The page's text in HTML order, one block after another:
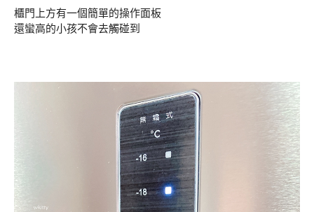
櫃門上方有一個簡單的操作面板
還蠻高的小孩不會去觸碰到